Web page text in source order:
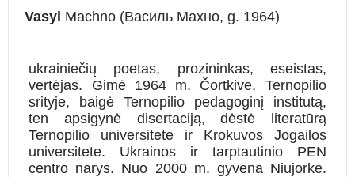
Vasyl Machno (Василь Махно, g. 1964)
ukrainiečių poetas, prozininkas, eseistas,
vertėjas. Gimė 1964 m. Čortkive, Ternopilio
srityje, baigė Ternopilio pedagoginį institutą,
ten apsigynė disertaciją, dėstė literatūrą
Ternopilio universitete ir Krokuvos Jogailos
universitete. Ukrainos ir tarptautinio PEN
centro narys. Nuo 2000 m. gyvena Niujorke.